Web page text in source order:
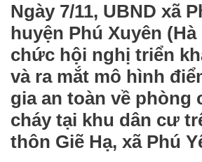
Ngày 7/11, UBND xã
huyện Phú Xuyên
chức hội nghị triển
và ra mắt mô hình
gia an toàn về phòng
cháy tại khu dân cư
thôn Giẽ Hạ, xã Phú